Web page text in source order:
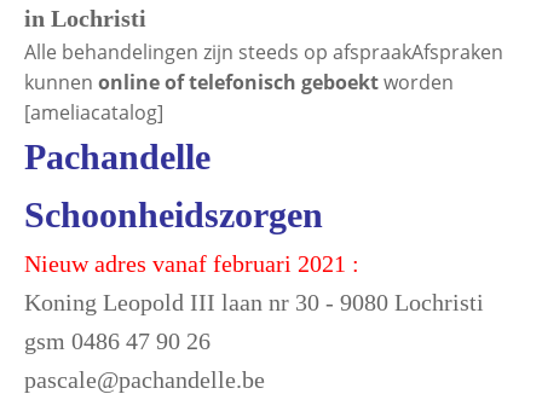
in Lochristi
Alle behandelingen zijn steeds op afspraakAfspraken
kunnen online of telefonisch geboektworden
[ameliacatalog]
Pachandelle
Schoonheidszorgen
Nieuw adres vanaf februari 2021 :
Koning Leopold III laan nr 30 - 9080 Lochristi
gsm 0486 47 90 26
pascale@pachandelle.be